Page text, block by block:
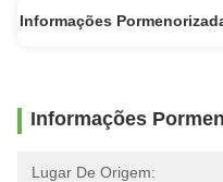
Informações
Informações
Lugar De Origem: